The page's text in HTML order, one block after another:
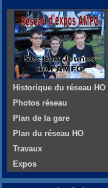
Historique du réseau HO
Photos réseau
Plan de la gare
Plan du réseau HO
Travaux
Expos